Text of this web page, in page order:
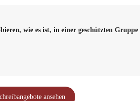
wie es ist, in einer geschützten Gruppe
ansehen